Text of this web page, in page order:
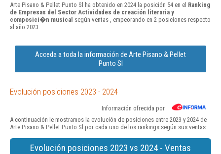
Arte Pisano & Pellet Punto Sl ha obtenido en 2024 la posición 54 en el Ranking
de Empresas del Sector Actividades de creación literaria y
composici�n musical según ventas , empeorando en 2 posiciones respecto
al año 2023.
Acceda a toda la información de Arte Pisano & Pellet
Punto Sl
Evolución posiciones 2023 - 2024
Información ofrecida por
A continuación le mostramos la evolución de posiciones entre 2023 y 2024 de
Arte Pisano & Pellet Punto Sl por cada uno de los rankings según sus ventas:
Evolución posiciones 2023 vs 2024 - Ventas